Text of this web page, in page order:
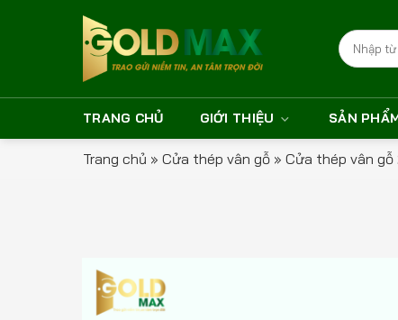
Tìm
kiếm:
TRANG CHỦ GIỚI THIỆU SẢN
Trang chủ » Cửa thép vân gỗ » Cửa thép vân gỗ